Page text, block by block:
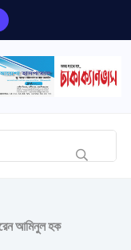
আমিনুল হক